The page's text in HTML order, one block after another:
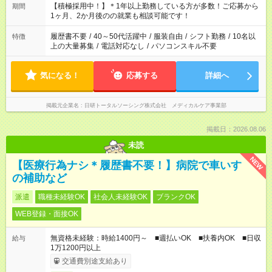
「できれば残業はしたくない」 など、ご希望を教えてください
ね。 ※Wワーク希望の方へ 今ご覧のお仕事で希望する勤務時間
と、もう1つのお仕事の勤務時間が 合計で週40時間を超える場
合は応募できません。
期間
【積極採用中！】＊1年以上勤務している方が多数！ご応募から
1ヶ月、2か月後のの就業も相談可能です！
特徴 履歴書不要 / 40～50代活躍中 / 服装自由 / シフト勤務 / 10名以
上の大量募集 / 電話対応なし / パソコンスキル不要
気になる！ 応募する 詳細へ
掲載元企業名 日研トータルソーシング株式会社 メディカルケア事業部
掲載日：2026.08.06
未読
NEW
【医療行為ナシ＊履歴書不要！】病院で車いす
の補助など
派遣 職種未経験OK 社会人未経験OK
ブランクOK
WEB登録・面接OK
給与
無資格未経験：時給1400円～ ■週払いOK ■扶養内OK ■日収
1万1200円以上
交通費別途支給あり